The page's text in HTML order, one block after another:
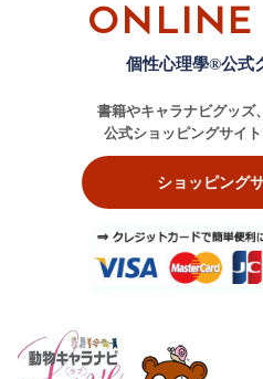
ONLINE
個性心理學®公式
書籍やキャラナビグッズ
公式ショッピングサイト
ショッピング